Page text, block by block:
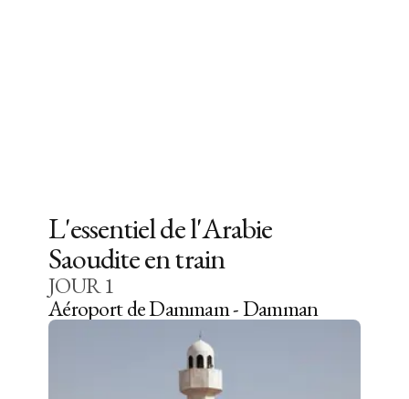
L'essentiel de l'Arabie
Saoudite en train
JOUR1
Aéroport de Dammam - Damman